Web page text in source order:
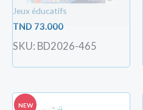
Jeux éducatifs
TND 73.000
SKU: BD2026-465
NEW